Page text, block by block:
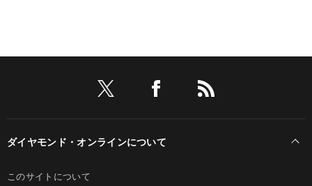
ダイヤモンド・オンラインについて
このサイトについて